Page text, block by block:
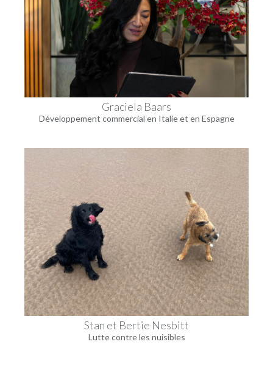
Graciela Baars
Développement commercial en Italie et en Espagne
Stan et Bertie Nesbitt
Lutte contre les nuisibles